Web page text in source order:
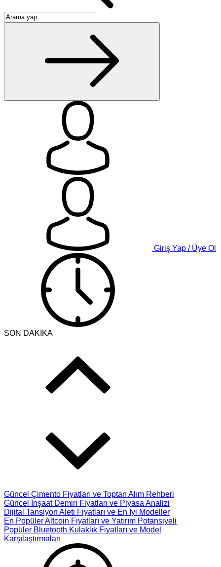
Giriş Yap / Üye Ol
SON DAKİKA
Güncel Çimento Fiyatları ve Toptan Alım Rehberi
Güncel İnşaat Demiri Fiyatları ve Piyasa Analizi
Dijital Tansiyon Aleti Fiyatları ve En İyi Modeller
En Popüler Altcoin Fiyatları ve Yatırım Potansiyeli
Popüler Bluetooth Kulaklık Fiyatları ve Model
Karşılaştırmaları